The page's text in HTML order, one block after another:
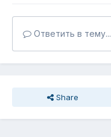
Ответить в тему...
Share